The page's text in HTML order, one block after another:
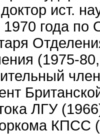
ист.
года по
(1975-
ЛГУ
КПСС